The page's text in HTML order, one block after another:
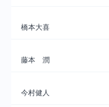
橋本大喜
藤本 潤
今村健人